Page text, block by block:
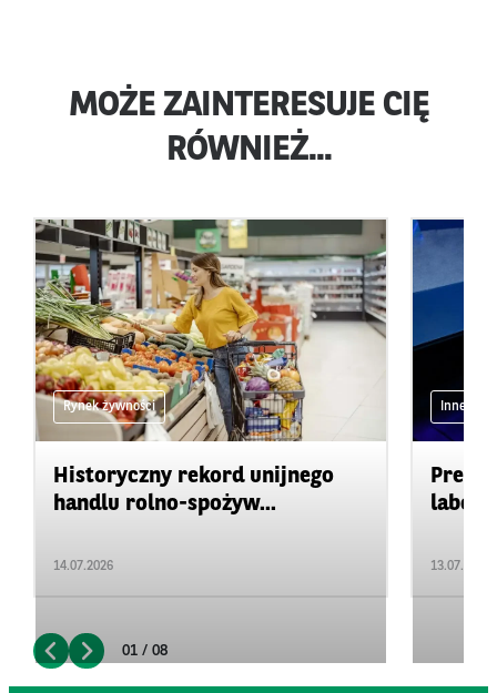
MOŻE ZAINTERESUJE CIĘ
RÓWNIEŻ...
Rynek żywności
Historyczny rekord unijnego
handlu rolno-spożyw...
14.07.2026
Inne
13.07.2026
01 / 08